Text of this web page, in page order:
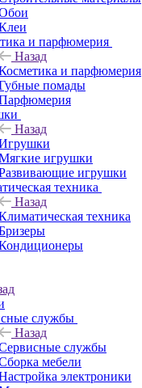
и парфюмерия
Назад
и парфюмерия
помады
Назад
игрушки
игрушки
техника
Назад
техника
службы
Назад
службы
мебели
электроники